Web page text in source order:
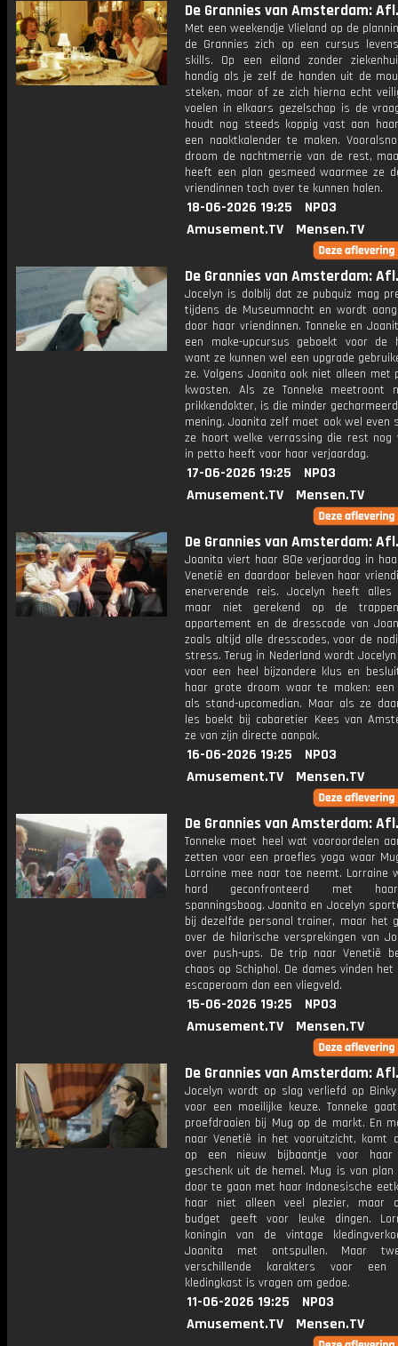
De Grannies van Amsterdam:
Met een weekendje Vlieland op de
de Grannies zich op een cursus
skills. Op een eiland zonder
handig als je zelf de handen uit de
steken, maar of ze zich hierna echt
voelen in elkaars gezelschap is de
houdt nog steeds koppig vast aan
een naaktkalender te maken.
droom de nachtmerrie van de rest,
heeft een plan gesmeed waarmee ze
vriendinnen toch over te kunnen halen.
18-06-2026 19:25
NPO3
Amusement.TV
Mensen.TV
De Grannies van Amsterdam:
Jocelyn is dolblij dat ze pubquiz mag
tijdens de Museumnacht en wordt
door haar vriendinnen. Tonneke en
een make-upcursus geboekt voor de
want ze kunnen wel een upgrade
ze. Volgens Joanita ook niet alleen met
kwasten. Als ze Tonneke meetroont
prikkendokter, is die minder
mening. Joanita zelf moet ook wel even
ze hoort welke verrassing die rest nog
in petto heeft voor haar verjaardag.
17-06-2026 19:25
NPO3
Amusement.TV
Mensen.TV
De Grannies van Amsterdam:
Joanita viert haar 80e verjaardag in
Venetië en daardoor beleven haar
enerverende reis. Jocelyn heeft alles
maar niet gerekend op de
appartement en de dresscode van
zoals altijd alle dresscodes, voor de
stress. Terug in Nederland wordt
voor een heel bijzondere klus en
haar grote droom waar te maken: een
als stand-upcomedian. Maar als ze
les boekt bij cabaretier Kees van
ze van zijn directe aanpak.
16-06-2026 19:25
NPO3
Amusement.TV
Mensen.TV
De Grannies van Amsterdam:
Tonneke moet heel wat vooroordelen
zetten voor een proefles yoga waar
Lorraine mee naar toe neemt. Lorraine
hard geconfronteerd met
spanningsboog. Joanita en Jocelyn
bij dezelfde personal trainer, maar het
over de hilarische versprekingen van
over push-ups. De trip naar Venetië
chaos op Schiphol. De dames vinden
escaperoom dan een vliegveld.
15-06-2026 19:25
NPO3
Amusement.TV
Mensen.TV
De Grannies van Amsterdam:
Jocelyn wordt op slag verliefd op
voor een moeilijke keuze. Tonneke
proefdraaien bij Mug op de markt. En
naar Venetië in het vooruitzicht, komt
op een nieuw bijbaantje voor
geschenk uit de hemel. Mug is van plan
door te gaan met haar Indonesische
haar niet alleen veel plezier, maar
budget geeft voor leuke dingen.
koningin van de vintage
Joanita met ontspullen. Maar
verschillende karakters voor een
kledingkast is vragen om gedoe.
11-06-2026 19:25
NPO3
Amusement.TV
Mensen.TV